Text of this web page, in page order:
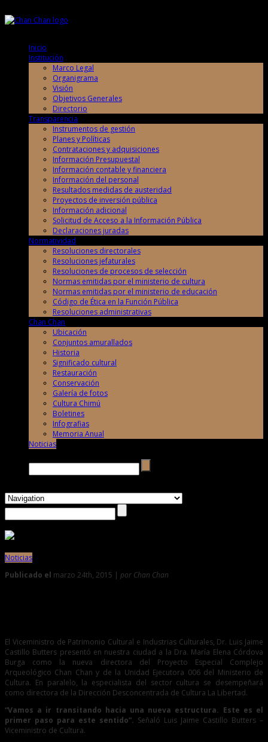
Inicio
Institución
Marco Legal
Organigrama
Visión
Objetivos Generales
Directorio
Transparencia
Instrumentos de gestión
Planes y Políticas
Contrataciones y adquisiciones
Información Presupuestal
Información contable y financiera
Información del personal
Resultados medidas de austeridad
Proyectos de inversión pública
Información adicional
Solicitud de Acceso a la Información Pública
Declaraciones juradas
Normatividad
Resoluciones directorales
Resoluciones jefaturales
Resoluciones de procesos de selección
Normas emitidas por el ministerio de cultura
Normas emitidas por el ministerio de educación
Código de Ética en la Función Pública
Resoluciones administrativas
Chan Chan
Ubicación
Conjuntos amurallados
Historia
Significado cultural
Restauración
Conservación
Galería de fotos
Cultura Chimú
Boletines
Infografias
Memoria Anual
Noticias
Noticias
Publicado el marzo 24th, 2015 | por Chan Chan
El Viceministro de Patrimonio Cultural e Industrias Culturales, Dr. Luis Jaime
Castillo Butters presentó en nuestra ciudad a la Dra. María Elena Córdova
Burga como la nueva directora del Proyecto Especial Complejo
Arqueológico Chan Chan y de la Unidad Ejecutora 006 del Ministerio de
Cultura. En paralelo, la especialista del sector cultura se desempeñará
como directora de la Dirección Desconcentrada de Cultura La Libertad.
“Vamos a ir transitando hacia una nueva estructura. Este es el
primer paso para este sentido”. Señaló Luis Jaime Castillo Butters –
Viceministro de Cultura.